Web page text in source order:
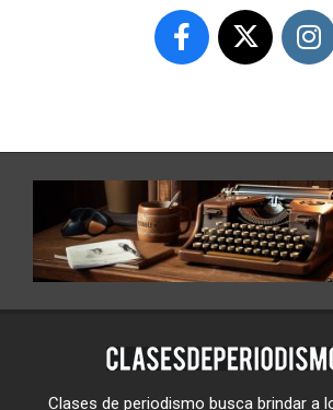
Clases de periodismo busca brindar a